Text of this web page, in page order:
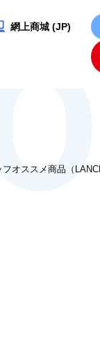
網上商城 (JP)
フオススメ商品（